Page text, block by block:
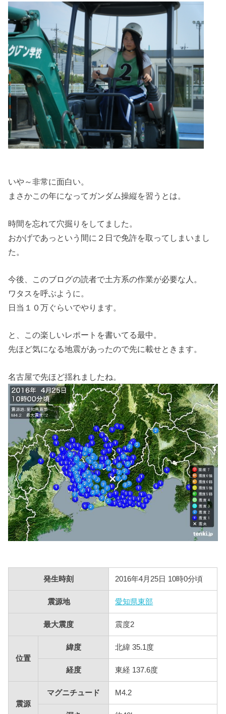
いや～非常に面白い。
まさかこの年になってガンダム操縦を習うとは。
時間を忘れて穴掘りをしてました。
おかげであっという間に２日で免許を取ってしまいまし
た。
今後、このブログの読者で土方系の作業が必要な人。
ワタスを呼ぶように。
日当１０万ぐらいでやります。
と、この楽しいレポートを書いてる最中。
先ほど気になる地震があったので先に載せときます。
名古屋で先ほど揺れましたね。
発生時刻 2016年4月25日 10時0分頃
震源地 愛知県東部
最大震度 震度2
位置
緯度 北緯 35.1度
経度 東経 137.6度
震源
マグニチュード M4.2